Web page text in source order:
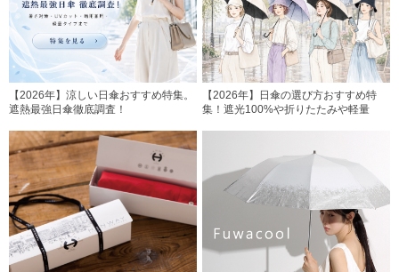
【2026年】涼しい日傘おすすめ特集。
遮熱最強日傘徹底調査！
【2026年】日傘の選び方おすすめ特
集！遮光100%や折りたたみや軽量